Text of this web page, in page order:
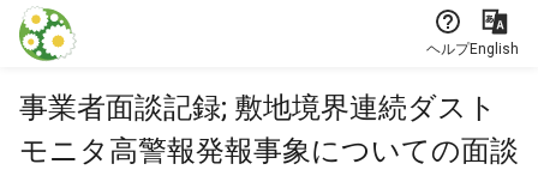
本文に飛ぶ
ヘルプEnglish
事業者面談記録; 敷地境界連続ダスト
モニタ高警報発報事象についての面談